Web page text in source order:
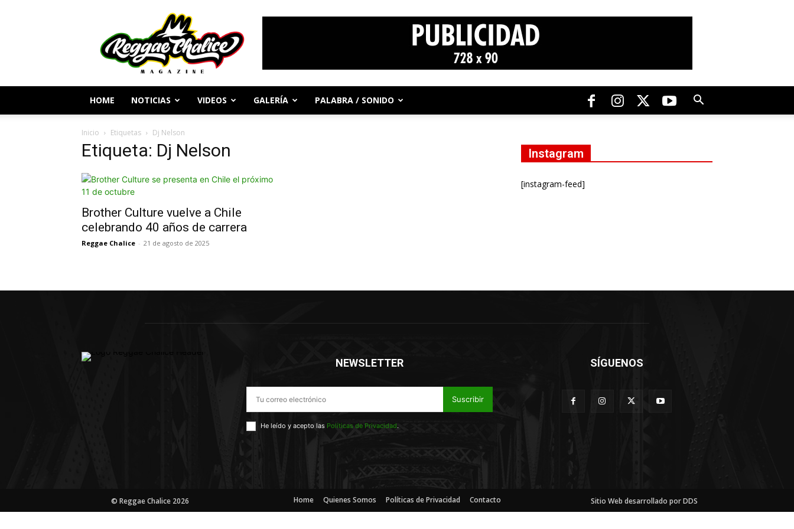
Periodismo
y
Cultura
Reggae
HOME NOTICIAS VIDEOS GALERÍA PALABRA / SONIDO
Inicio Etiquetas Dj Nelson
Etiqueta: Dj Nelson
Brother Culture vuelve a Chile
celebrando 40 años de carrera
Reggae Chalice - 21 de agosto de 2025
Instagram
[instagram-feed]
NEWSLETTER
Suscribir
He leído y acepto las Políticas de Privacidad.
SÍGUENOS
© Reggae Chalice 2026 Home Quienes Somos Políticas de Privacidad Contacto Sitio Web desarrollado por DDS